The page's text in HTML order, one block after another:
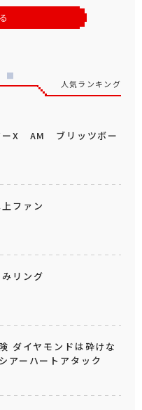
人気ランキング
ーX AM ブリッツボー
ファン
リング
ダイヤモンドは砕けな
ーハートアタック